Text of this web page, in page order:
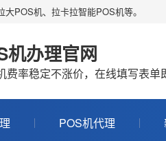
POS机、拉卡拉智能POS机等。
机办理官网
费率稳定不涨价，在线填写表单
POS机代理